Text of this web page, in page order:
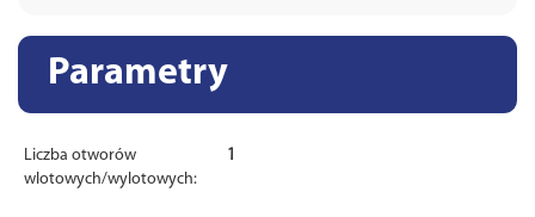
Parametry
Liczba otworów
wlotowych/wylotowych:
1